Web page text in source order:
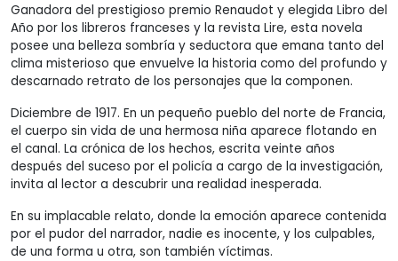
Ganadora del prestigioso premio Renaudot y elegida Libro del
Año por los libreros franceses y la revista Lire, esta novela
posee una belleza sombría y seductora que emana tanto del
clima misterioso que envuelve la historia como del profundo y
descarnado retrato de los personajes que la componen.
Diciembre de 1917. En un pequeño pueblo del norte de Francia,
el cuerpo sin vida de una hermosa niña aparece flotando en
el canal. La crónica de los hechos, escrita veinte años
después del suceso por el policía a cargo de la investigación,
invita al lector a descubrir una realidad inesperada.
En su implacable relato, donde la emoción aparece contenida
por el pudor del narrador, nadie es inocente, y los culpables,
de una forma u otra, son también víctimas.